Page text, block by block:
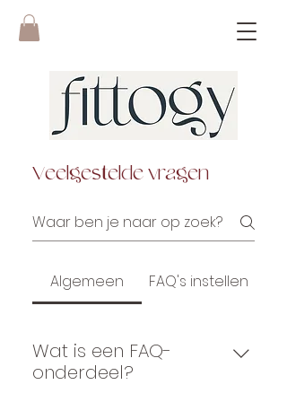
Veelgestelde vragen
Algemeen FAQ's instellen
Wat is een FAQ-
onderdeel?